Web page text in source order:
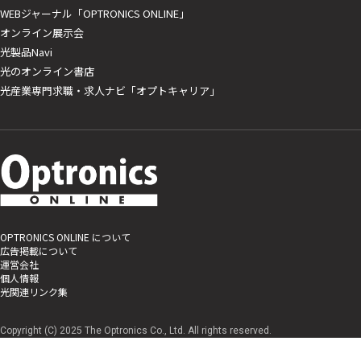
WEBジャーナル「OPTRONICS ONLINE」
オンライン展示会
光製品Navi
光のオンライン書店
光産業専門求職・求人ナビ「オプトキャリア」
OPTRONICS ONLINE について
広告掲載について
運営会社
個人情報
光関連リンク集
Copyright (C) 2025 The Optronics Co., Ltd. All rights reserved.